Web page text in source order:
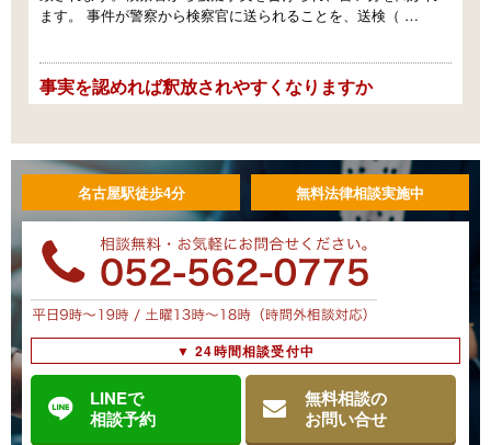
ます。 事件が警察から検察官に送られることを、送検（ …
事実を認めれば釈放されやすくなりますか
ます。勾留の要件は罪証隠滅のおそれがあることや逃亡のおそ
れがあることなのですが（刑事訴訟法207条1項、60 …
弁護人はどのように依頼すればよいですか
依頼したい弁護士がいれば、いつでも連絡をとって選任でき
ます（私選弁護人）。 貧困その他の理由により、自分で弁護
人を選任できない場合、国選弁護人の制度があります。これに
該当している場合、警察、検察、裁判所の各段階でその …
国選弁護人と私選弁護人の違いは何ですか
名古屋駅徒歩4分 無料法律相談実施中
▼ 24時間相談受付中
LINEで
相談予約
無料相談の
お問い合せ